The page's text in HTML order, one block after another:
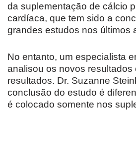
da suplementação de cálcio
cardíaca, que tem sido a
grandes estudos nos últimos
No entanto, um especialista
analisou os novos resultados
resultados. Dr. Suzanne
conclusão do estudo é
é colocado somente nos